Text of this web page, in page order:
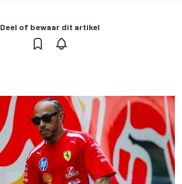
Deel of bewaar dit artikel